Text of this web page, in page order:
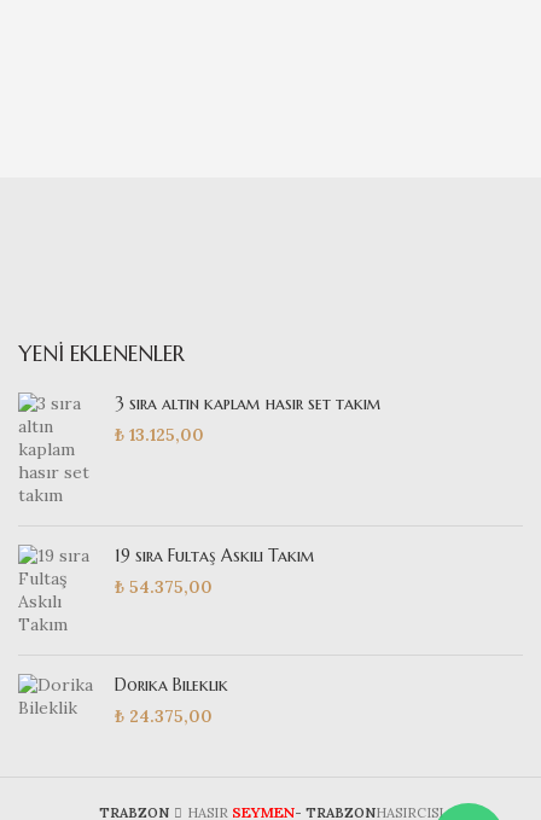
YENI EKLENENLER
3 sıra altın kaplam hasır set takım
₺ 13.125,00
19 sıra Fultaş Askılı Takım
₺ 54.375,00
Dorika Bileklik
₺ 24.375,00
TRABZON HASIR SEYMEN- TRABZONHASIRCISI